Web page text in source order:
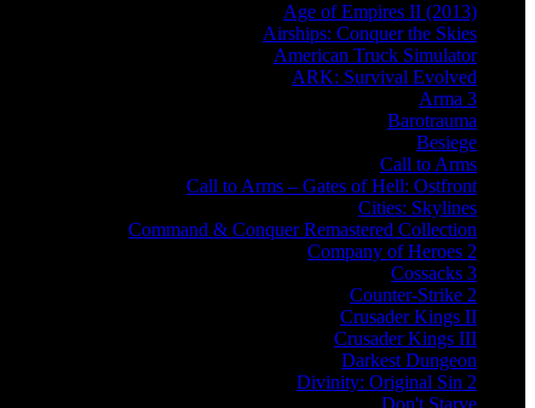
Age of Empires II (2013)
Airships: Conquer the Skies
American Truck Simulator
ARK: Survival Evolved
Arma 3
Barotrauma
Besiege
Call to Arms
Call to Arms – Gates of Hell: Ostfront
Cities: Skylines
Command & Conquer Remastered Collection
Company of Heroes 2
Cossacks 3
Counter-Strike 2
Crusader Kings II
Crusader Kings III
Darkest Dungeon
Divinity: Original Sin 2
Don't Starve